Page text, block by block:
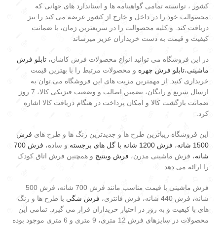
کشور ، توانسته تمامی گواهینامه ها و استاندارد های جهانی که
محصوالت خود را در داخل و خارج از کشور عرضه می کند را نیز
دریافت کند. و کلیه محصوالت را در سریعترین زمان، با ضمانت
کیفیت و قیمت به دست خریداران عزیز میرساند
در این فروشگاه می توانید انواع محصولات فرش کاشان، تابلو فرش
ماشینی،تابلو فرش چهره و محصولات مرتبط را با بهترین قیمت
خریداری کنید. از مهمترین مزیت های این فروشگاه می توان به
ارسال سریع و رایگان، تضمین اصالت و وضعیت فیزیکی کالا، 7 روز
ضمانت بازگشت کالا و امکان پرداخت در هنگام دریافت کالا اشاره
کرد.
این فروشگاه زیباترین طرح ها و جدیدترین رنگ ها و طرح های فرش
1500 شانه
، فرش 1200 شانه با گل های برجسته و ساده،
فرش 700
شانه، فرش ماشینی مدرن، فرش وینتیج و همچنین فرش اتاق کودک
را ارائه می دهد.
فرش ماشینی با قیمت مناسب مانند فرش 700 شانه، فرش 500
شانه، فرش 440 شانه، فرش فانتزی،
فرش شگی با طرح ها و رنگ
های با کیفیت و به روز در اختیار خریداران قرار می گیرد. تمامی این
محصولات در سایزهای فرش 12 متری، 9 متری و 6 متری موجود بوده